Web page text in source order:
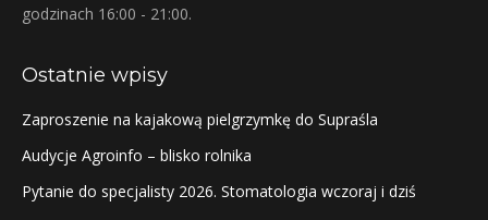
godzinach 16:00 - 21:00.
Ostatnie wpisy
Zaproszenie na kajakową pielgrzymkę do Supraśla
Audycje Agroinfo – blisko rolnika
Pytanie do specjalisty 2026. Stomatologia wczoraj i dziś